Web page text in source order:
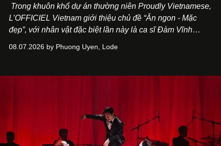
Trong khuôn khổ dự án thường niên Proudly Vietnamese,
L’OFFICIEL Vietnam giới thiệu chủ đề “Ăn ngon - Mặc
đẹp”, với nhân vật đặc biệt lần này là ca sĩ Đàm Vĩnh
Cà Phê Cà Pháo mang dấu ấn Indochine hoài niệm, thu
08.07.2026 by Phuong Uyen, Lode